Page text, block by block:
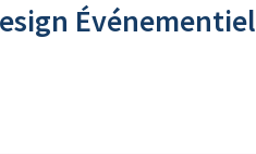
Événementiel